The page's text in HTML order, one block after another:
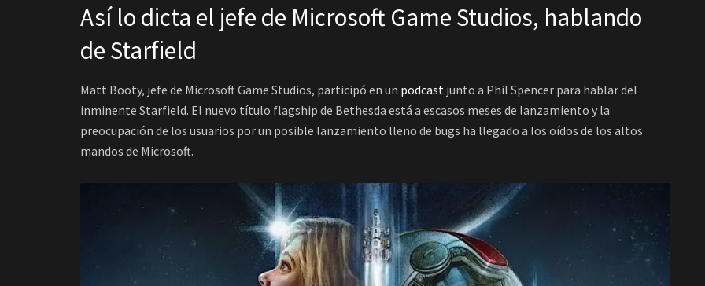
Así lo dicta el jefe de Microsoft Game Studios, hablando
de Starfield
Matt Booty, jefe de Microsoft Game Studios, participó en un podcast junto a Phil Spencer para hablar del
inminente Starfield. El nuevo título flagship de Bethesda está a escasos meses de lanzamiento y la
preocupación de los usuarios por un posible lanzamiento lleno de bugs ha llegado a los oídos de los altos
mandos de Microsoft.